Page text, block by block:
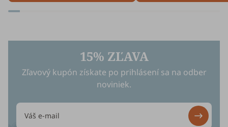
15% ZĽAVA
Zľavový kupón získate po prihlásení sa na odber
noviniek.